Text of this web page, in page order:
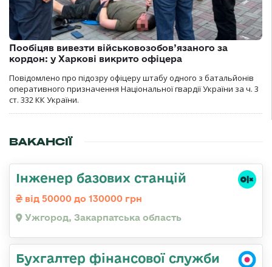
Пообіцяв вивезти військовозобов’язаного за
кордон: у Харкові викрито офіцера
Повідомлено про підозру офіцеру штабу одного з батальйонів
оперативного призначення Національної гвардії України за ч. 3
ст. 332 КК України.
ВАКАНСІЇ
Інженер базових станцій
від 50000 до 130000 грн
Ужгород, Закарпатська область
Бухгалтер фінансової служби